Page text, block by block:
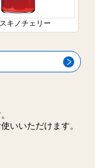
キノチェリー
いいただけます。